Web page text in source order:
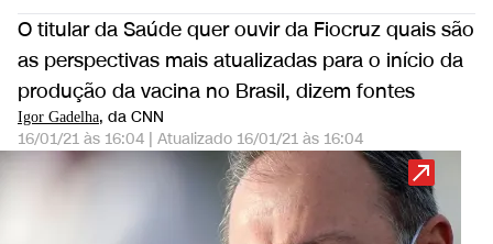
O titular da Saúde quer ouvir da Fiocruz quais são
as perspectivas mais atualizadas para o início da
produção da vacina no Brasil, dizem fontes
Igor Gadelha, da CNN
16/01/21 às 16:04 | Atualizado 16/01/21 às 16:04